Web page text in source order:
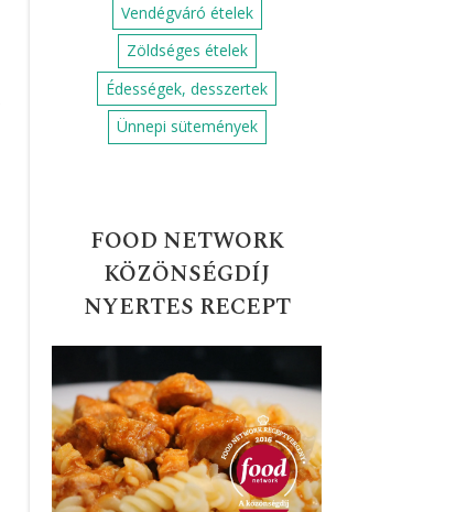
Vendégváró ételek
Zöldséges ételek
Édességek, desszertek
Ünnepi sütemények
FOOD NETWORK
KÖZÖNSÉGDÍJ
NYERTES RECEPT